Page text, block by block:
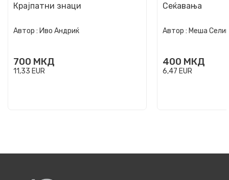
Крајпатни знаци
Автор : Иво Андриќ
700 МКД
11,33 EUR
Сеќавања
Автор : Меша
400 МКД
6,47 EUR